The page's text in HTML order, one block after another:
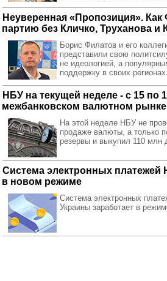
Неуверенная «Пропозиция». Как
партию без Кличко, Труханова и
Борис Филатов и его
представили свою
не идеологией, а
поддержку в своих регионах.
НБУ на текущей неделе - с 15 по
межбанковском валютном
На этой неделе НБУ не
продаже валюты, а только
резервы и выкупил 110 млн
Система электронных платежей
в новом режиме
Система электронных
Украины заработает в